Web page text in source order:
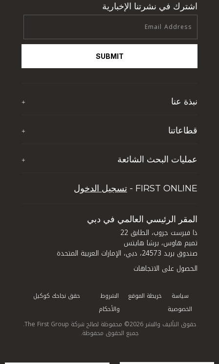
اشترك في نشرتنا الإخبارية
SUBMIT
نبذة عنا +
آخر الأخبار
الوظائف
قطاعاتنا +
تي إف جي جلوبال سوليوشنز
إدارة الأصول
عمليات البحث الشائعة +
نصائح للاستثمار العقاري في دبي
قطاعي العقارات والفنادق في المدينة
FIRST ONLINE - تسجيل الدخول
المقر الرئيسي العالمي في دبي
ذا فيرست جروب، الطابق 22
تميم هاوس، برشا هايتس
صندوق بريد 24573، دبي، الإمارات العربية المتحدة
الحصول على الاتجاهات
سياسة
الخصوصية
خريطة الموقع
الشروط
والأحكام
حقق نجاحك كوكيل
حقوق التأليف والنشر 2026© محفوظة لصالح شركة The First Group.
جميع الحقوق محفوظة.